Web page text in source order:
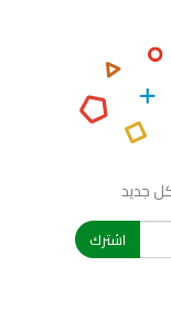
جديد
اشترك